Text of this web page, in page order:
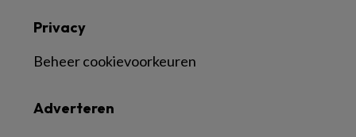
Adverteren
Privacy
Beheer cookievoorkeuren